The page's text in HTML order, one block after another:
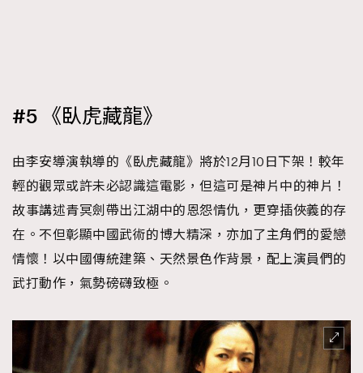
#5 《臥虎藏龍》
由李安導演執導的《臥虎藏龍》將於12月10日下架！較年
輕的觀眾或許未必認識這電影，但這可是神片中的神片！
故事講述青冥劍帶出江湖中的恩怨情仇，更穿插俠義的存
在。不但彰顯中國武術的博大精深，亦加了主角們的愛戀
情懷！以中國傳統建築、天然景色作背景，配上演員們的
武打動作，氣勢磅礴致極。